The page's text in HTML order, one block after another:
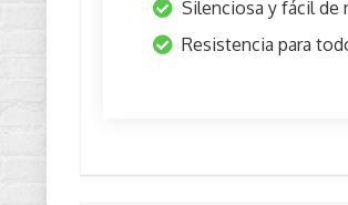
Silenciosa y fácil de
Resistencia para